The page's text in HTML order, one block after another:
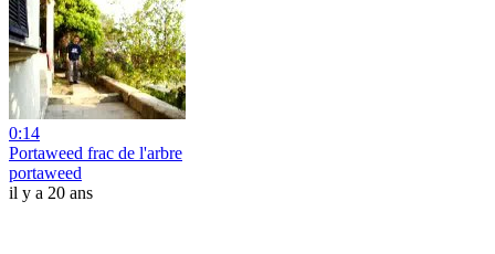
0:14
Portaweed frac de l'arbre
portaweed
il y a 20 ans